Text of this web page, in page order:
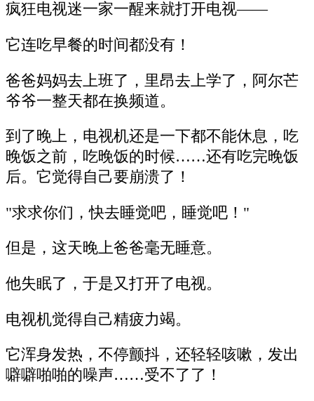
疯狂电视迷一家一醒来就打开电视——
它连吃早餐的时间都没有！
爸爸妈妈去上班了，里昂去上学了，阿尔芒
爷爷一整天都在换频道。
到了晚上，电视机还是一下都不能休息，吃
晚饭之前，吃晚饭的时候……还有吃完晚饭
后。它觉得自己要崩溃了！
"求求你们，快去睡觉吧，睡觉吧！"
但是，这天晚上爸爸毫无睡意。
他失眠了，于是又打开了电视。
电视机觉得自己精疲力竭。
它浑身发热，不停颤抖，还轻轻咳嗽，发出
噼噼啪啪的噪声……受不了了！